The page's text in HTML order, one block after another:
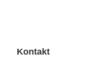
Kontakt